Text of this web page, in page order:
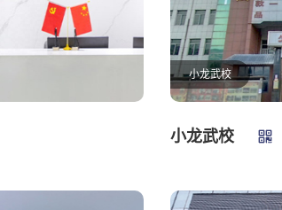
小龙武校
小龙武校